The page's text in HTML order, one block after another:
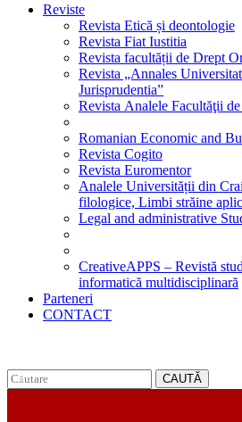
Reviste
Revista Etică și deontologie
Revista Fiat Iustitia
Revista facultății de Drept
Revista „Annales
Jurisprudentia”
Revista Analele Facultăţii
Romanian Economic and
Revista Cogito
Revista Euromentor
Analele Universității din
filologice, Limbi străine
Legal and administrative
CreativeAPPS – Revistă
informatică multidisciplinară
Parteneri
CONTACT
CAUTĂ